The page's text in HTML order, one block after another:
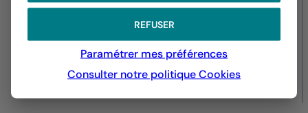
REFUSER
Paramétrer mes préférences
Consulter notre politiqueCookies